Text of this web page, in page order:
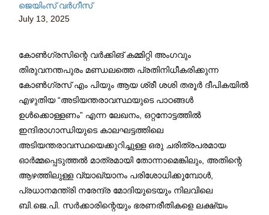
ജെയിംസ് വർഗീസ്
July 13, 2025
കോൺഗ്രസിന്റെ വർക്കിങ് കമ്മിറ്റി അംഗവും
തിരുവനന്തപുരം മണ്ഡലത്തെ പ്രതിനിധീകരിക്കുന്ന
കോൺഗ്രസ് എം പിയും ആയ ശ്രീ ശശി തരൂർ ദീപികയിൽ
എഴുതിയ “അടിയന്തരാവസ്ഥയുടെ പാഠങ്ങൾ
ഉൾക്കൊള്ളണം” എന്ന ലേഖനം, ഒറ്റനോട്ടത്തിൽ
ഇന്ദിരാഗാന്ധിയുടെ കാലഘട്ടത്തിലെ
അടിയന്തരാവസ്ഥയെക്കുറിച്ചുള്ള ഒരു ചരിത്രപരമായ
ഓർമ്മപ്പെടുത്തൽ മാത്രമായി തോന്നാമെങ്കിലും, അതിന്റെ
ആഴത്തിലുള്ള വ്യാഖ്യാനം പരിശോധിക്കുമ്പോൾ,
പ്രധാനമന്ത്രി നരേന്ദ്ര മോദിയുടെയും നിലവിലെ
ബി.ജെ.പി. സർക്കാരിന്റെയും ഭരണരീതികളെ ലക്ഷ്യം